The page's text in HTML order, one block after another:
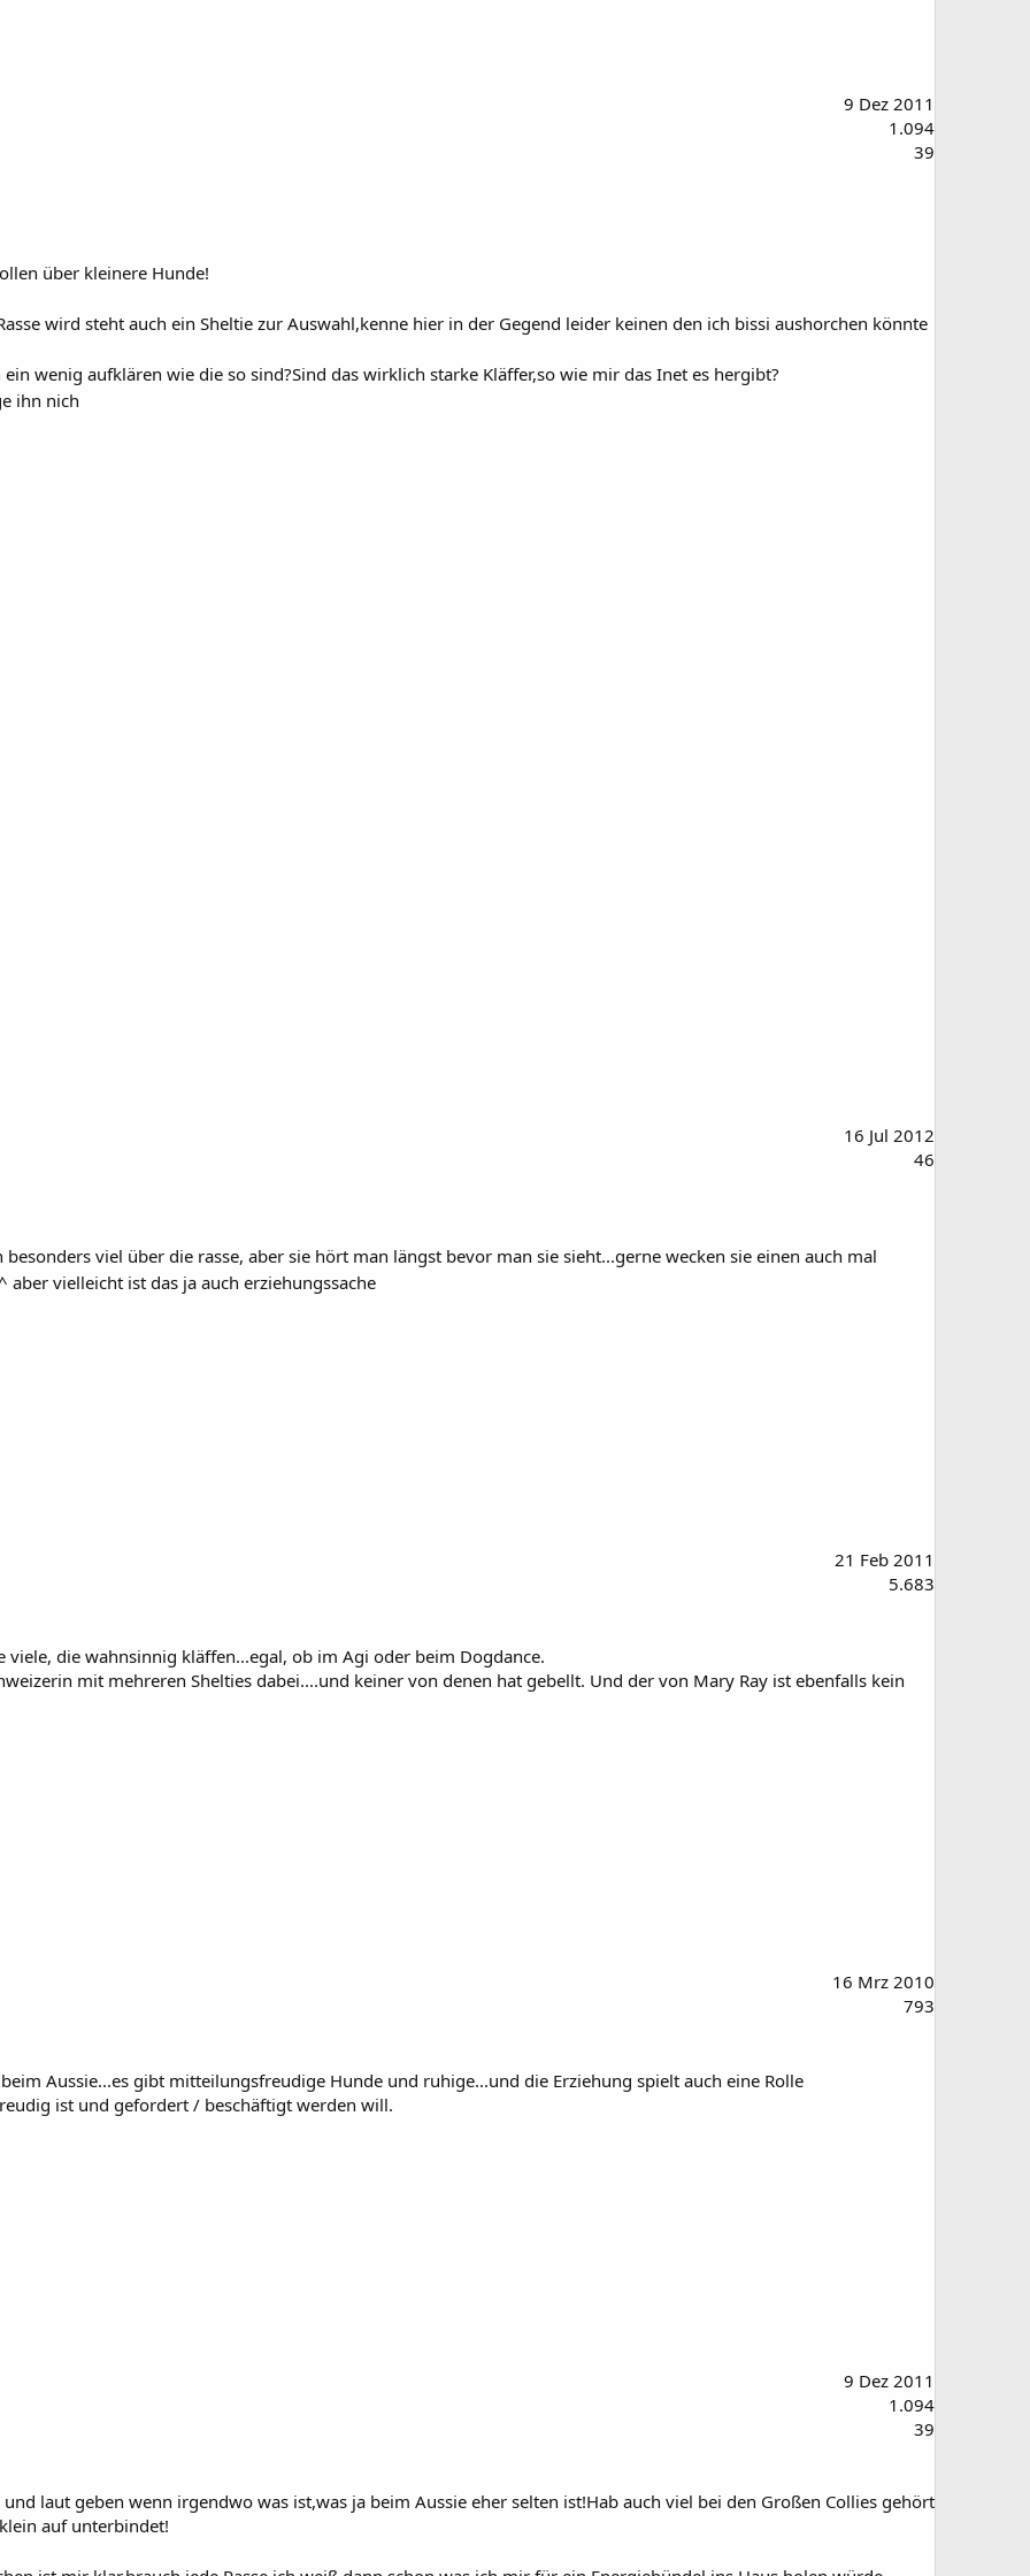
9 Dez 2011
1.094
39
über kleinere Hunde!
wird steht auch ein Sheltie zur Auswahl,kenne hier in der Gegend leider keinen den ich bissi aushorchen könnte
wenig aufklären wie die so sind?Sind das wirklich starke Kläffer,so wie mir das Inet es hergibt?
ihn nich
16 Jul 2012
46
viel über die rasse, aber sie hört man längst bevor man sie sieht...gerne wecken sie einen auch mal
vielleicht ist das ja auch erziehungssache
21 Feb 2011
5.683
die wahnsinnig kläffen...egal, ob im Agi oder beim Dogdance.
mit mehreren Shelties dabei....und keiner von denen hat gebellt. Und der von Mary Ray ist ebenfalls kein
16 Mrz 2010
793
Aussie...es gibt mitteilungsfreudige Hunde und ruhige...und die Erziehung spielt auch eine Rolle
ist und gefordert / beschäftigt werden will.
9 Dez 2011
1.094
39
laut geben wenn irgendwo was ist,was ja beim Aussie eher selten ist!Hab auch viel bei den Großen Collies gehört
auf unterbindet!